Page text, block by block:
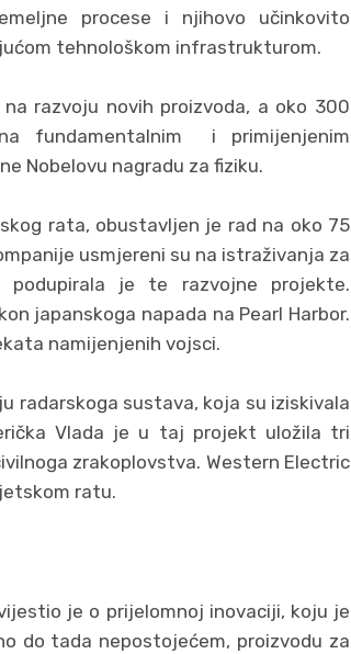
procese i njihovo učinkovito
tehnološkom infrastrukturom.
razvoju novih proizvoda, a oko 300
fundamentalnim i primijenjenim
Nobelovu nagradu za fiziku.
rata, obustavljen je rad na oko 75
usmjereni su na istraživanja za
podupirala je te razvojne projekte.
japanskoga napada na Pearl Harbor.
namijenjenih vojsci.
radarskoga sustava, koja su iziskivala
Vlada je u taj projekt uložila tri
zrakoplovstva. Western Electric
ratu.
je o prijelomnoj inovaciji, koju je
do tada nepostojećem, proizvodu za